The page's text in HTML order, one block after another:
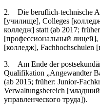
2. Die beruflich-technische
[училище], Colleges
колледж] statt (ab 2017;
[профессиональный
[колледж], Fachhochschulen
3. Am Ende der
Qualifikation „Angewandter
(ab 2015; früher: Junior-
Verwaltungsbereich
управленческого труда]).